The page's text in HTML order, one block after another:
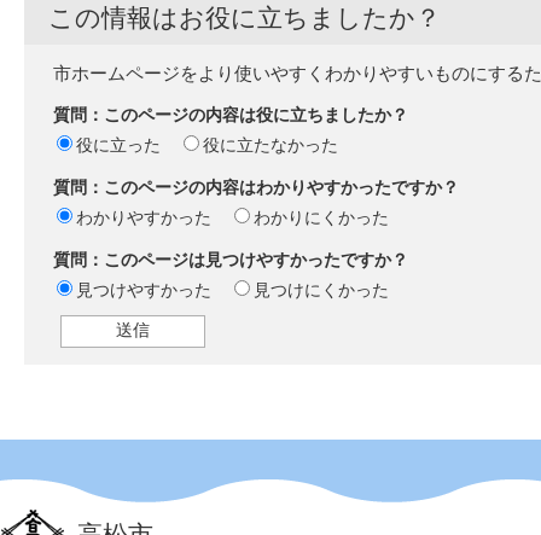
この情報はお役に立ちましたか？
市ホームページをより使いやすくわかりやすいものにする
質問：このページの内容は役に立ちましたか？
役に立った
役に立たなかった
質問：このページの内容はわかりやすかったですか？
わかりやすかった
わかりにくかった
質問：このページは見つけやすかったですか？
見つけやすかった
見つけにくかった